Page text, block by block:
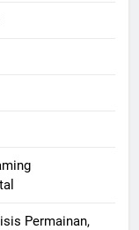
Permainan,